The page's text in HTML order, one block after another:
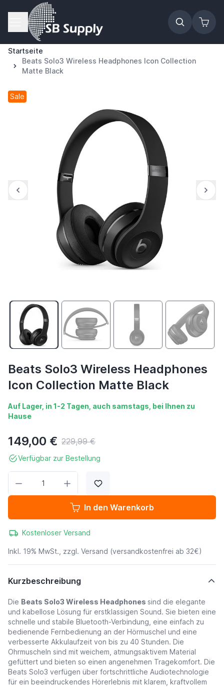
Zum Inhalt springen
Startseite
Beats Solo3 Wireless Headphones Icon Collection
Matte Black
Sale
Beats Solo3 Wireless Headphones
Icon Collection Matte Black
Auf Lager, in 1-2 Tagen, auch samstags, bei Ihnen zu
Hause
149,00 € 229,99 €
Verfügbar zur Bestellung
In den Warenkorb
Kostenloser Versand
Inkl. 19% MwSt., zzgl. Versand (versandkostenfrei ab 32€)
Kurzbeschreibung
Die Beats Solo3 Wireless Headphones sind die elegante
und kabellose Lösung für erstklassigen Sound. Sie bieten eine
schnelle und stabile Bluetooth-Verbindung, eine einfach zu
bedienende Fernbedienung an der Hörmuschel und eine
verbesserte Akkulaufzeit von bis zu 40 Stunden. Die
Ohrmuscheln sind mit weichem, atmungsaktivem Material
gefüttert und bieten so einen angenehmen Tragekomfort. Die
Beats Solo3 verfügen über fortschrittliche Audiotechnologie
für ein beeindruckendes Hörerlebnis mit klarem, kraftvollem